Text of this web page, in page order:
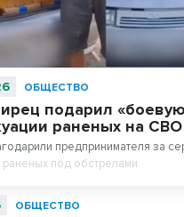
ОБЩЕСТВО
подарил
раненых на СВО
предпринимателя за
под обстрелами.
ОБЩЕСТВО